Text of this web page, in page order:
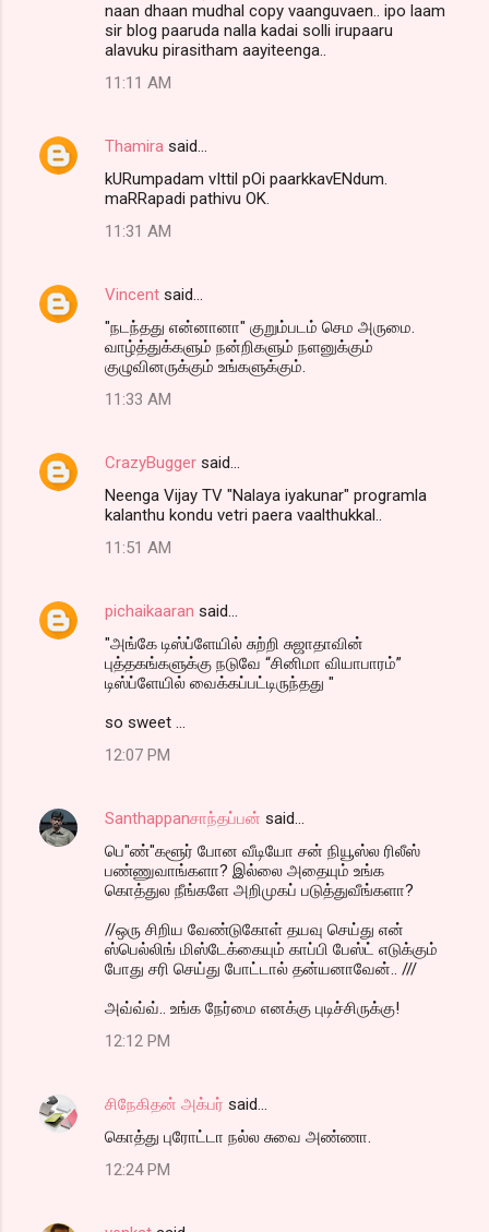
naan dhaan mudhal copy vaanguvaen.. ipo laam
sir blog paaruda nalla kadai solli irupaaru
alavuku pirasitham aayiteenga..
11:11 AM
Thamira said…
kURumpadam vIttil pOi paarkkavENdum.
maRRapadi pathivu OK.
11:31 AM
Vincent said…
"நடந்தது என்னானா" குறும்படம் செம அருமை.
வாழ்த்துக்களும் நன்றிகளும் நளனுக்கும்
குழுவினருக்கும் உங்களுக்கும்.
11:33 AM
CrazyBugger said…
Neenga Vijay TV "Nalaya iyakunar" programla
kalanthu kondu vetri paera vaalthukkal..
11:51 AM
pichaikaaran said…
"அங்கே டிஸ்ப்ளேயில் சுற்றி சுஜாதாவின்
புத்தகங்களுக்கு நடுவே “சினிமா வியாபாரம்”
டிஸ்ப்ளேயில் வைக்கப்பட்டிருந்தது "
so sweet ...
12:07 PM
Santhappanசாந்தப்பன் said…
பெ"ண்"களூர் போன வீடியோ சன் நியூஸ்ல ரிலீஸ்
பண்ணுவாங்களா? இல்லை அதையும் உங்க
கொத்துல நீங்களே அறிமுகப் படுத்துவீங்களா?
//ஒரு சிறிய வேண்டுகோள் தயவு செய்து என்
ஸ்பெல்லிங் மிஸ்டேக்கையும் காப்பி பேஸ்ட் எடுக்கும்
போது சரி செய்து போட்டால் தன்யனாவேன்.. ///
அவ்வ்வ்.. உங்க நேர்மை எனக்கு புடிச்சிருக்கு!
12:12 PM
சிநேகிதன் அக்பர் said…
கொத்து புரோட்டா நல்ல சுவை அண்ணா.
12:24 PM